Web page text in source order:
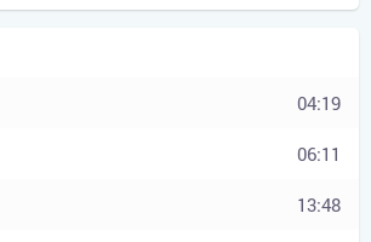
04:19
06:11
13:48